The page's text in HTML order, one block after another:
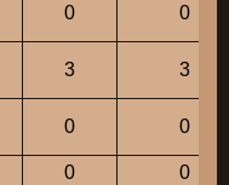
0 0
3 3
0 0
0
0